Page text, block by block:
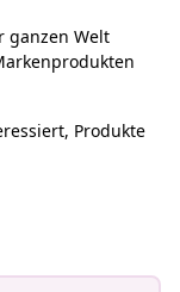
ganzen Welt
Produkte